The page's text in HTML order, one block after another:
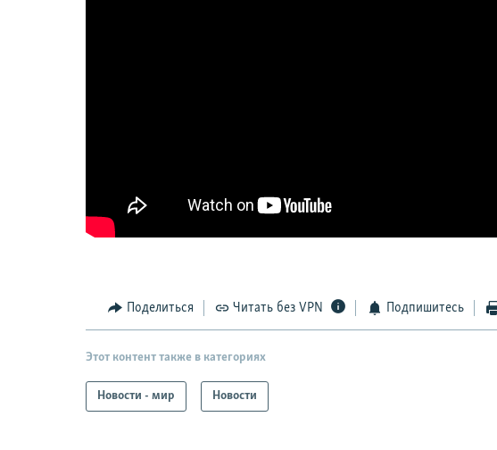
Поделиться Читать без VPN Подпишитесь
Этот контент также в категориях
Новости - мир Новости